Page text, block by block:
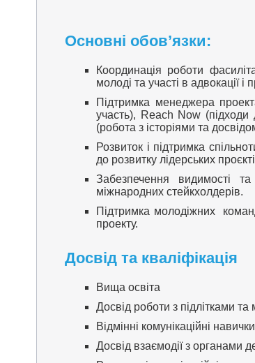
Основні обов’язки:
Координація роботи
молоді та участі в адвокації і
Підтримка менеджера
участь), Reach Now (підходи
(робота з історіями та
Розвиток і підтримка
до розвитку лідерських
Забезпечення видимості
міжнародних стейкхолдерів.
Підтримка молодіжних
проекту.
Досвід та кваліфікація
Вища освіта
Досвід роботи з підлітками
Відмінні комунікаційні навички
Досвід взаємодії з органами